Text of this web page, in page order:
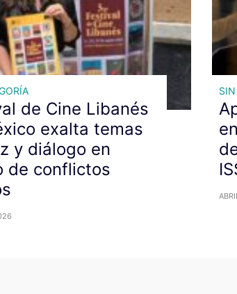
de Cine Libanés
exalta temas
y diálogo en
de conflictos